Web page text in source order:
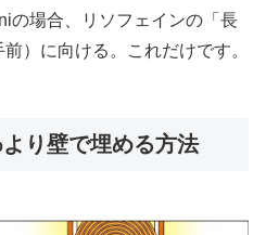
の場合、リソフェインの「長
）に向ける。これだけです。
り壁で埋める方法